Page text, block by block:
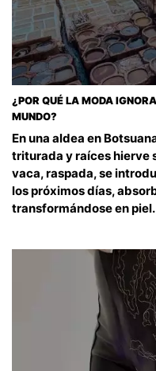
¿POR QUÉ LA MODA
MUNDO?
En una aldea en
triturada y raíces hierve
vaca, raspada, se
los próximos días,
transformándose en piel.